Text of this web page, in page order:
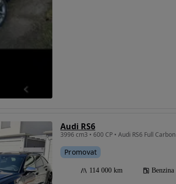
Audi RS6
3996 cm3 • 600 CP • Audi RS6 Full Carbon
Promovat
114 000 km Benzina